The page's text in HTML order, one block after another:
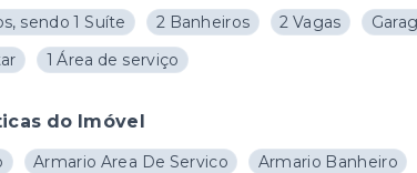
sendo 1 Suíte 2 Banheiros 2 Vagas
1 Área de serviço
do Imóvel
Armario Area De Servico Armario Banheiro